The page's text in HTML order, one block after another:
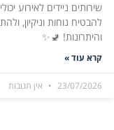
שירותים ניידים לאירוע
להבטיח נוחות וניקיון,
והיתרונות! 🚽✨
קרא עוד »
23/07/2026 אין תגובות